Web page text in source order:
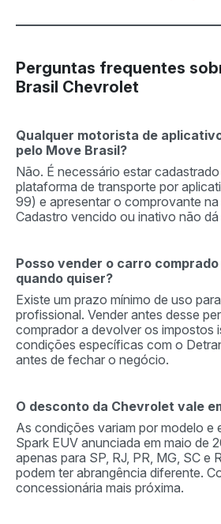
Perguntas frequentes
Brasil Chevrolet
Qualquer motorista de
pelo Move Brasil?
Não. É necessário estar
plataforma de transporte por
99) e apresentar o comprovante
Cadastro vencido ou inativo não
Posso vender o carro
quando quiser?
Existe um prazo mínimo de uso
profissional. Vender antes desse
comprador a devolver os impostos
condições específicas com o
antes de fechar o negócio.
O desconto da Chevrolet vale
As condições variam por modelo e
Spark EUV anunciada em maio de
apenas para SP, RJ, PR, MG, SC e
podem ter abrangência diferente.
concessionária mais próxima.